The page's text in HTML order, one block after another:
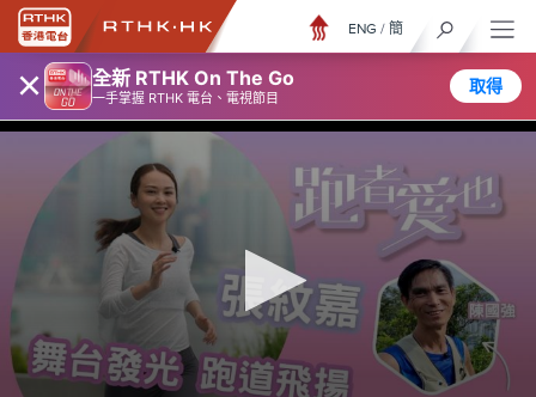
× 全新 RTHK On The Go
一手掌握 RTHK 電台、電視節目
取得
ENG / 簡